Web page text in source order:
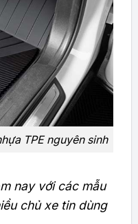
TPE nguyên sinh
nay với các mẫu
chủ xe tin dùng